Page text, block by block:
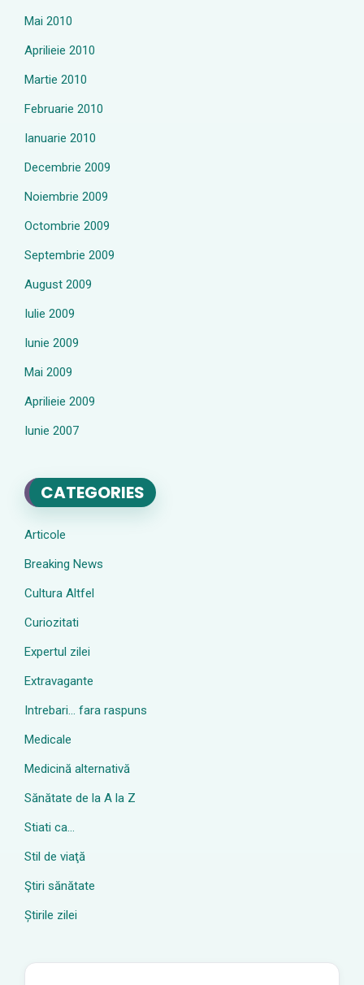
Mai 2010
Aprilieie 2010
Martie 2010
Februarie 2010
Ianuarie 2010
Decembrie 2009
Noiembrie 2009
Octombrie 2009
Septembrie 2009
August 2009
Iulie 2009
Iunie 2009
Mai 2009
Aprilieie 2009
Iunie 2007
CATEGORIES
Articole
Breaking News
Cultura Altfel
Curiozitati
Expertul zilei
Extravagante
Intrebari… fara raspuns
Medicale
Medicină alternativă
Sănătate de la A la Z
Stiati ca…
Stil de viaţă
Ştiri sănătate
Știrile zilei